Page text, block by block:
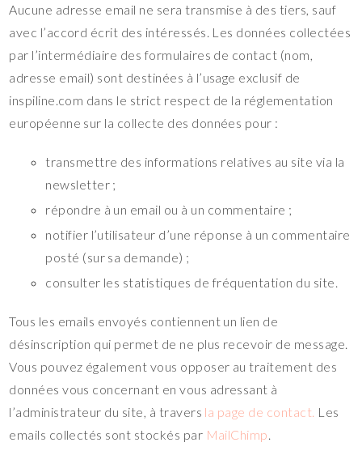
Aucune adresse email ne sera transmise à des tiers, sauf
avec l’accord écrit des intéressés. Les données collectées
par l’intermédiaire des formulaires de contact (nom,
adresse email) sont destinées à l’usage exclusif de
inspiline.com dans le strict respect de la réglementation
européenne sur la collecte des données pour :
transmettre des informations relatives au site via la
newsletter ;
répondre à un email ou à un commentaire ;
notifier l’utilisateur d’une réponse à un commentaire
posté (sur sa demande) ;
consulter les statistiques de fréquentation du site.
Tous les emails envoyés contiennent un lien de
désinscription qui permet de ne plus recevoir de message.
Vous pouvez également vous opposer au traitement des
données vous concernant en vous adressant à
l’administrateur du site, à travers la page de contact. Les
emails collectés sont stockés par MailChimp.